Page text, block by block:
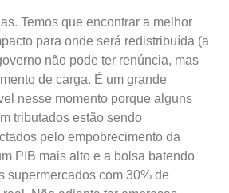
Temos que encontrar a melhor
para onde será redistribuída (a
não pode ter renúncia, mas
de carga. É um grande
nesse momento porque alguns
tributados estão sendo
pelo empobrecimento da
PIB mais alto e a bolsa batendo
supermercados com 30% de